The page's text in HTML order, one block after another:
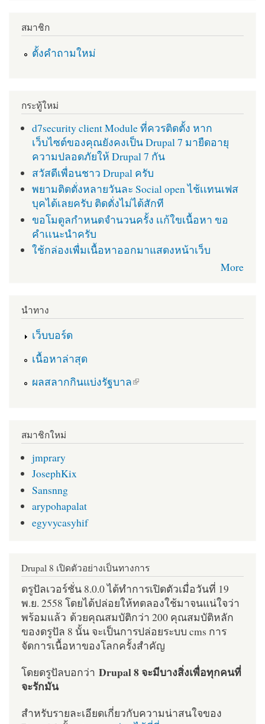
สมาชิก
ตั้งคำถามใหม่
กระทู้ใหม่
d7security client Module ที่ควรติดตั้ง หาก
เว็บไซต์ของคุณยังคงเป็น Drupal 7 มายืดอายุ
ความปลอดภัยให้ Drupal 7 กัน
สวัสดีเพื่อนชาว Drupal ครับ
พยามติดตั่งหลายวันละ Social open ไช้เเทนเฟส
บุคได้เลยครับ ติดตั่งไม่ได้สักที
ขอโมดูลกำหนดจำนวนครั้ง เเก้ใขเนื้อหา ขอ
คำเเนะนำครับ
ใช้กล่องเพื่มเนื้อหาออกมาแสดงหน้าเว็บ
More
นำทาง
เว็บบอร์ด
เนื้อหาล่าสุด
ผลสลากกินแบ่งรัฐบาล
(link is external)
สมาชิกใหม่
jmprary
JosephKix
Sansnng
arypohapalat
egyvycasyhif
Drupal 8 เปิดตัวอย่างเป็นทางการ
ดรูปัลเวอร์ชั่น 8.0.0 ได้ทำการเปิดตัวเมื่อวันที่ 19
พ.ย. 2558 โดยได้ปล่อยให้ทดลองใช้มาจนแน่ใจว่า
พร้อมแล้ว ด้วยคุณสมบัติกว่า 200 คุณสมบัติหลัก
ของดรูปัล 8 นั้น จะเป็นการปล่อยระบบ cms การ
จัดการเนื้อหาของโลกครั้งสำคัญ
โดยดรูปัลบอกว่า Drupal 8 จะมีบางสิ่งเพื่อทุกคนที่
จะรักมัน
สำหรับรายละเอียดเกี่ยวกับความน่าสนใจของ